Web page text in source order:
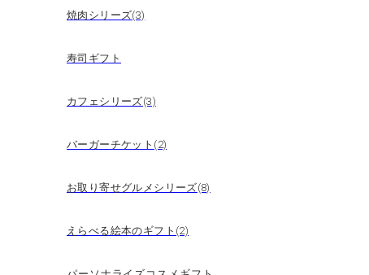
焼肉シリーズ(3)
寿司ギフト
カフェシリーズ(3)
バーガーチケット(2)
お取り寄せグルメシリーズ(8)
えらべる絵本のギフト(2)